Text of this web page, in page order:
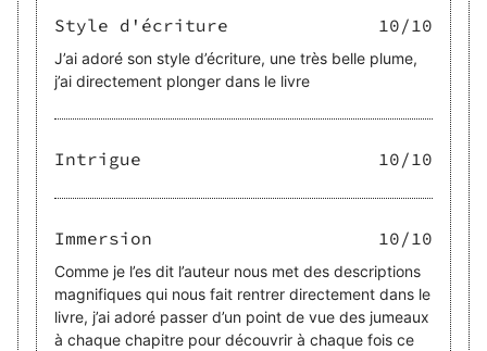
Style d'écriture 10/10
J’ai adoré son style d’écriture, une très belle plume,
j’ai directement plonger dans le livre
Intrigue 10/10
Immersion 10/10
Comme je l’es dit l’auteur nous met des descriptions
magnifiques qui nous fait rentrer directement dans le
livre, j’ai adoré passer d’un point de vue des jumeaux
à chaque chapitre pour découvrir à chaque fois ce